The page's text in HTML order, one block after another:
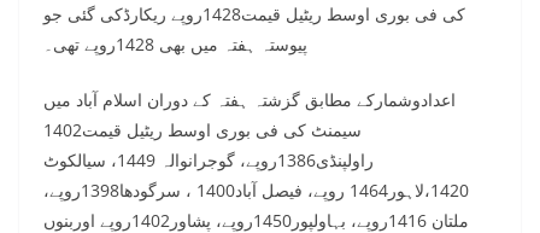
کی فی بوری اوسط ریٹیل قیمت1428روپے ریکارڈکی گئی جو
پیوستہ ہفتہ میں بھی 1428روپے تھی۔
اعدادوشمارکے مطابق گزشتہ ہفتہ کے دوران اسلام آباد میں
سیمنٹ کی فی بوری اوسط ریٹیل قیمت1402
راولپنڈی1386روپے، گوجرانوالہ 1449، سیالکوٹ
1420،لاہور1464 روپے، فیصل آباد1400 ، سرگودھا1398روپے،
ملتان 1416روپے، بہاولپور1450روپے، پشاور1402روپے اوربنوں